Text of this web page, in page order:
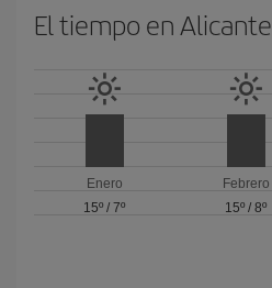
El tiempo en Alicante
Enero
15º /7º
Febrero
15º / 8º